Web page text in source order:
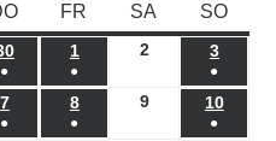
DONNERSTAG
FR FREITAG
SA SAMSTAG
SO
30.04.2026
●
(1
Veranstaltung)
101.05.2026
●
(1
Veranstaltung)
202.05.2026
3
●
(1
707.05.2026
●
808.05.2026
●
909.05.2026
10
●